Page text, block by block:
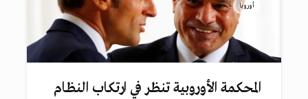
أوروبا
المحكمة الأوروبية تنظر في ارتكاب النظام